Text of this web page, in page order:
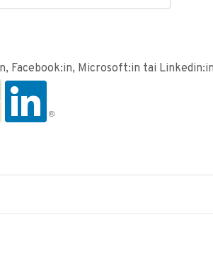
Facebook:in, Microsoft:in tai